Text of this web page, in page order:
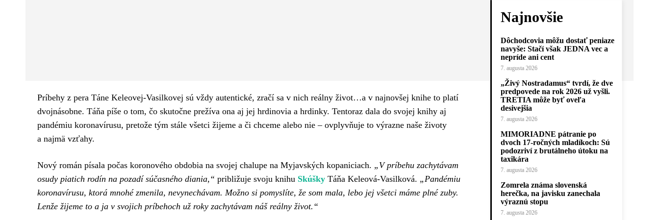
Príbehy z pera Táne Keleovej-Vasilkovej sú vždy autentické, zračí sa v nich reálny život…a v najnovšej knihe to platí
dvojnásobne. Táňa píše o tom, čo skutočne prežíva ona aj jej hrdinovia a hrdinky. Tentoraz dala do svojej knihy aj
pandémiu koronavírusu, pretože tým stále všetci žijeme a či chceme alebo nie – ovplyvňuje to výrazne naše životy
a najmä vzťahy.
Nový román písala počas koronového obdobia na svojej chalupe na Myjavských kopaniciach. „V príbehu zachytávam
osudy piatich rodín na pozadí súčasného diania,“ približuje svoju knihu Skúšky Táňa Keleová-Vasilková. „Pandémiu
koronavírusu, ktorá mnohé zmenila, nevynechávam. Možno si pomyslíte, že som mala, lebo jej všetci máme plné zuby.
Lenže žijeme to a ja v svojich príbehoch už roky zachytávam náš reálny život.“
Najnovšie
Dôchodcovia môžu dostať peniaze
navyše: Stačí však JEDNA vec a
nepríde ani cent
7. augusta 2026
„Živý Nostradamus“ tvrdí, že dve
predpovede na rok 2026 už vyšli.
TRETIA môže byť oveľa
desivejšia
7. augusta 2026
MIMORIADNE pátranie po
dvoch 17-ročných mladíkoch: Sú
podozriví z brutálneho útoku na
taxikára
7. augusta 2026
Zomrela známa slovenská
herečka, na javisku zanechala
výraznú stopu
7. augusta 2026